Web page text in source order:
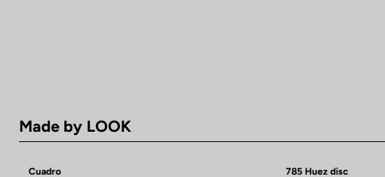
Made by LOOK
Cuadro 785 Huez disc